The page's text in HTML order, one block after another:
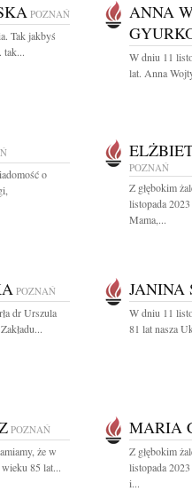
POZNAŃ
Tak jakbyś
tak...
ANNA
W dniu 11
lat. Anna
o
POZNAŃ
Z głębokim
listopada
Mama,...
POZNAŃ
dr Urszula
JANINA
W dniu 11
81 lat nasza
POZNAŃ
że w
85 lat...
MARIA
Z głębokim
listopada
i...